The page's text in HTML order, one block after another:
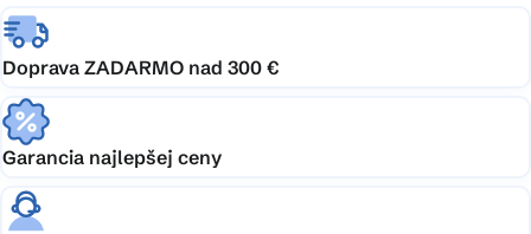
Doprava ZADARMO nad 300 €
Garancia najlepšej ceny